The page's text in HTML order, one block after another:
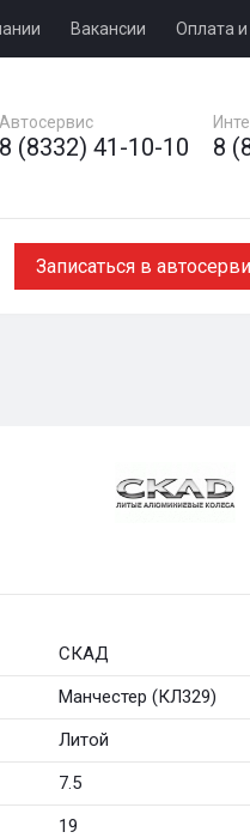
Вакансии Оплата и
Автосервис
8 (8332) 41-10-10 8
Записаться в
СКАД
Манчестер (КЛ329)
Литой
7.5
19